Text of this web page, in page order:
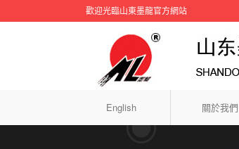
歡迎光臨山東墨龍官方網站
English 關於我們